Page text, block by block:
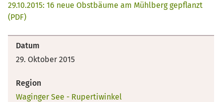
29.10.2015: 16 neue Obstbäume am Mühlberg gepflanzt
(PDF)
Datum
29. Oktober 2015
Region
Waginger See - Rupertiwinkel